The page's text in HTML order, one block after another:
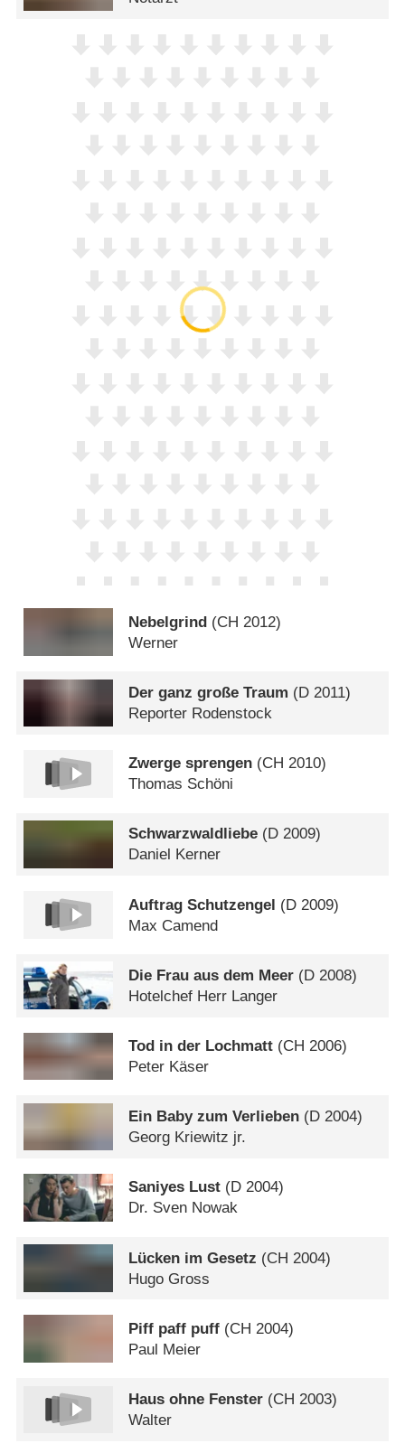
Nebelgrind (CH 2012)
Werner
Der ganz große Traum (D 2011)
Reporter Rodenstock
Zwerge sprengen (CH 2010)
Thomas Schöni
Schwarzwaldliebe (D 2009)
Daniel Kerner
Auftrag Schutzengel (D 2009)
Max Camend
Die Frau aus dem Meer (D 2008)
Hotelchef Herr Langer
Tod in der Lochmatt (CH 2006)
Peter Käser
Ein Baby zum Verlieben (D 2004)
Georg Kriewitz jr.
Saniyes Lust (D 2004)
Dr. Sven Nowak
Lücken im Gesetz (CH 2004)
Hugo Gross
Piff paff puff (CH 2004)
Paul Meier
Haus ohne Fenster (CH 2003)
Walter